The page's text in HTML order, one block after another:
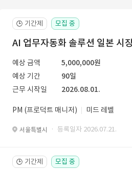
🕒 기간제 모집 중
AI 업무자동화 솔루션 일본 시
예상 금액
5,000,000원
예상 기간
90일
근무 시작일
2026.08.01.
PM (프로덕트 매니저) 미드 레벨
서울특별시 · 등록일자 2026.07.21.
🕒 기간제 모집 중